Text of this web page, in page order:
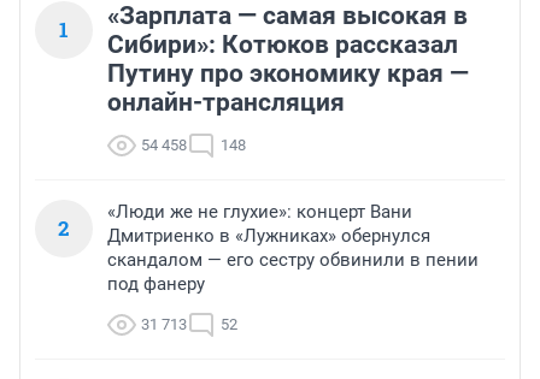
1
«Зарплата — самая высокая в
Сибири»: Котюков рассказал
Путину про экономику края —
онлайн-трансляция
54 458 148
2
«Люди же не глухие»: концерт Вани
Дмитриенко в «Лужниках» обернулся
скандалом — его сестру обвинили в пении
под фанеру
31 713 52